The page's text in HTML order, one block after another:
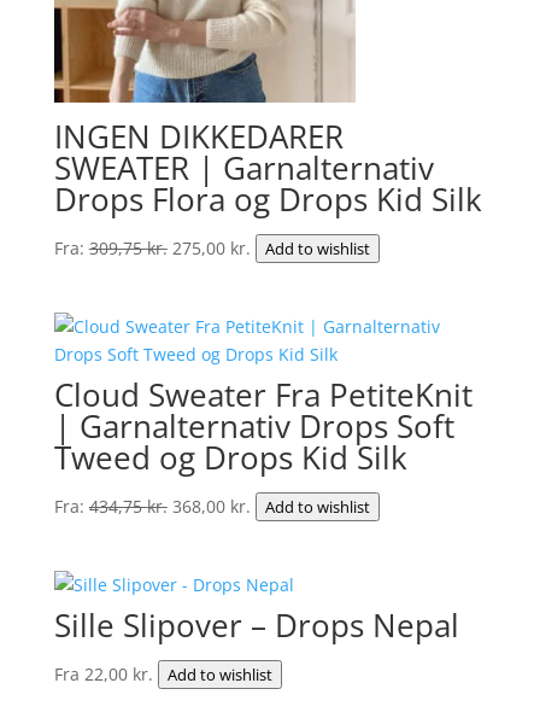
INGEN DIKKEDARER
SWEATER | Garnalternativ
Drops Flora og Drops Kid Silk
Fra:309,75kr. Den
var:
309,75 kr..
275,00 kr. Den
er:
275,00 kr..
Add to wishlist
Cloud Sweater Fra PetiteKnit
| Garnalternativ Drops Soft
Tweed og Drops Kid Silk
Fra:434,75kr. Den
var:
434,75 kr..
368,00 kr.Den
er:
368,00 kr..
Add to wishlist
Sille Slipover – Drops Nepal
Fra 22,00 kr. Add to wishlist